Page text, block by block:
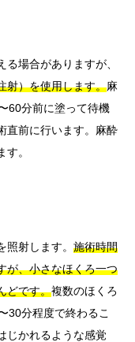
場合がありますが、
射）を使用します。麻
60分前に塗って待機
直前に行います。麻酔
。
射します。 施術時間
が、小さなほくろ一つ
どです。複数のほくろ
30分程度で終わるこ
じかれるような感覚